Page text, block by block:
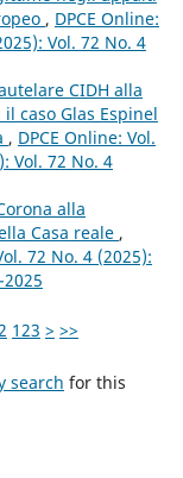
, DPCE Online:
Vol. 72 No. 4
CIDH alla
caso Glas Espinel
, DPCE Online: Vol.
Vol. 72 No. 4
alla
Casa reale ,
72 No. 4 (2025):
123 > >>
search for this